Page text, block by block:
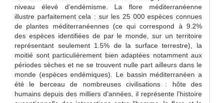
niveau élevé d’endémisme. La flore méditerranéenne
illustre parfaitement cela : sur les 25 000 espèces connues
de plantes méditerranéennes (ce qui correspond à 9.2%
des espèces identifiées de par le monde, sur un territoire
représentant seulement 1.5% de la surface terrestre), la
moitié sont particulièrement bien adaptées notamment aux
périodes sèches et ne se trouvent nulle part ailleurs dans le
monde (espèces endémiques). Le bassin méditerranéen a
été le berceau de nombreuses civilisations : hôte des
humains depuis des milliers d'années, il représente l’histoire